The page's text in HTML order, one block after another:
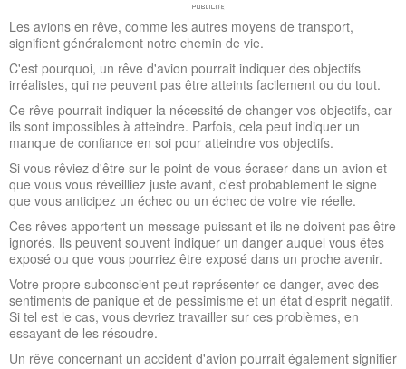
Les avions en rêve, comme les autres moyens de transport,
signifient généralement notre chemin de vie.
C'est pourquoi, un rêve d'avion pourrait indiquer des objectifs
irréalistes, qui ne peuvent pas être atteints facilement ou du tout.
Ce rêve pourrait indiquer la nécessité de changer vos objectifs, car
ils sont impossibles à atteindre. Parfois, cela peut indiquer un
manque de confiance en soi pour atteindre vos objectifs.
Si vous rêviez d'être sur le point de vous écraser dans un avion et
que vous vous réveilliez juste avant, c'est probablement le signe
que vous anticipez un échec ou un échec de votre vie réelle.
Ces rêves apportent un message puissant et ils ne doivent pas être
ignorés. Ils peuvent souvent indiquer un danger auquel vous êtes
exposé ou que vous pourriez être exposé dans un proche avenir.
Votre propre subconscient peut représenter ce danger, avec des
sentiments de panique et de pessimisme et un état d’esprit négatif.
Si tel est le cas, vous devriez travailler sur ces problèmes, en
essayant de les résoudre.
Un rêve concernant un accident d'avion pourrait également signifier